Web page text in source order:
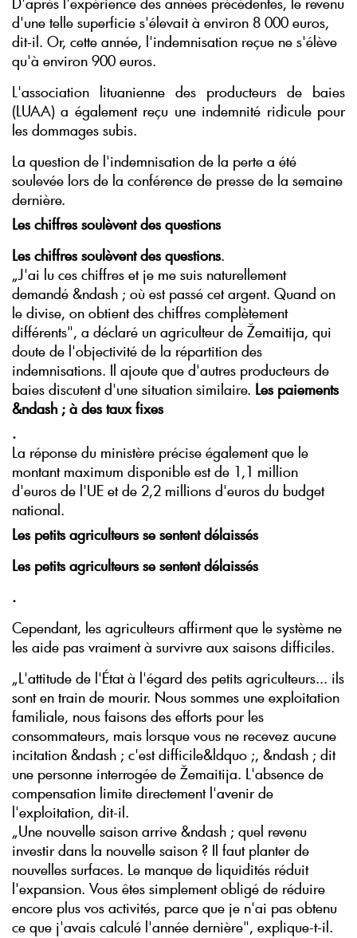
d'une telle superficie s'élevait à environ 8 000 euros,
dit-il. Or, cette année, l'indemnisation reçue ne s'élève
qu'à environ 900 euros.
L'association lituanienne des producteurs de baies
(LUAA) a également reçu une indemnité ridicule pour
les dommages subis.
La question de l'indemnisation de la perte a été
soulevée lors de la conférence de presse de la semaine
dernière.
Les chiffres soulèvent des questions
Les chiffres soulèvent des questions.
„J'ai lu ces chiffres et je me suis naturellement
demandé &ndash ; où est passé cet argent. Quand on
le divise, on obtient des chiffres complètement
différents", a déclaré un agriculteur de Žemaitija, qui
doute de l'objectivité de la répartition des
indemnisations. Il ajoute que d'autres producteurs de
baies discutent d'une situation similaire. Les paiements
&ndash ; à des taux fixes
.
La réponse du ministère précise également que le
montant maximum disponible est de 1,1 million
d'euros de l'UE et de 2,2 millions d'euros du budget
national.
Les petits agriculteurs se sentent délaissés
Les petits agriculteurs se sentent délaissés
.
Cependant, les agriculteurs affirment que le système ne
les aide pas vraiment à survivre aux saisons difficiles.
„L'attitude de l'État à l'égard des petits agriculteurs... ils
sont en train de mourir. Nous sommes une exploitation
familiale, nous faisons des efforts pour les
consommateurs, mais lorsque vous ne recevez aucune
incitation &ndash ; c'est difficile&ldquo ;, &ndash ; dit
une personne interrogée de Žemaitija. L'absence de
compensation limite directement l'avenir de
l'exploitation, dit-il.
„Une nouvelle saison arrive &ndash ; quel revenu
investir dans la nouvelle saison ? Il faut planter de
nouvelles surfaces. Le manque de liquidités réduit
l'expansion. Vous êtes simplement obligé de réduire
encore plus vos activités, parce que je n'ai pas obtenu
ce que j'avais calculé l'année dernière", explique-t-il.